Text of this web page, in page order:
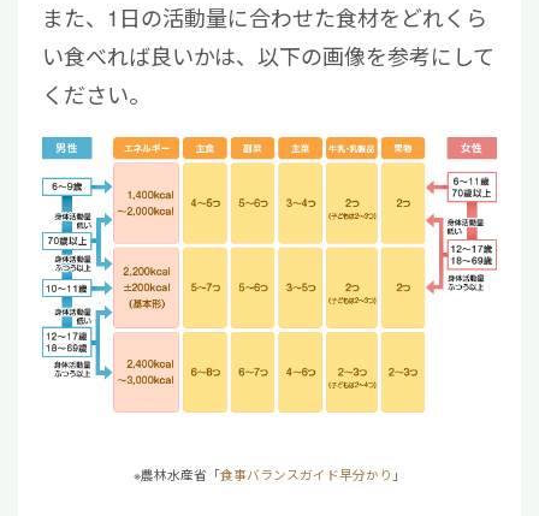
また、1日の活動量に合わせた食材をどれくら
い食べれば良いかは、以下の画像を参考にして
ください。
※農林水産省「食事バランスガイド早分かり 」